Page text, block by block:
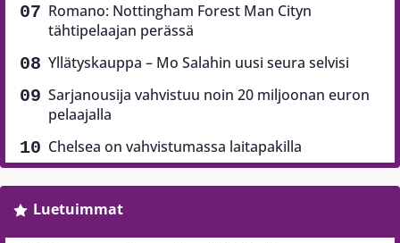
Romano: Nottingham Forest Man Cityn
tähtipelaajan perässä
Yllätyskauppa – Mo Salahin uusi seura selvisi
Sarjanousija vahvistuu noin 20 miljoonan euron
pelaajalla
Chelsea on vahvistumassa laitapakilla
Luetuimmat